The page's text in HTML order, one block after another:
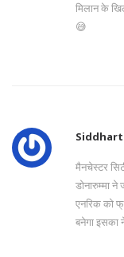
मिलान के
😅
मैनचेस्टर
डोनारुम्मा
एनरिक को
बनेगा इसका